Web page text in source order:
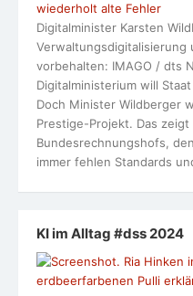
wiederholt alte Fehler
Digitalminister Karsten
Verwaltungsdigitalisierung
vorbehalten: IMAGO / dts
Digitalministerium will
Doch Minister Wildberger
Prestige-Projekt. Das
Bundesrechnungshofs,
immer fehlen Standards
KI im Alltag #dss 2024